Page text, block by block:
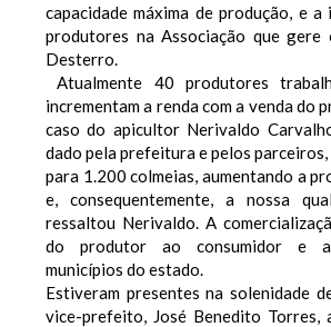
capacidade máxima de produção, e a
produtores na Associação que gere
Desterro.
Atualmente 40 produtores
incrementam a renda com a venda do
caso do apicultor Nerivaldo
dado pela prefeitura e pelos
para 1.200 colmeias, aumentando a
e, consequentemente, a nossa
ressaltou Nerivaldo. A
do produtor ao consumidor e
municípios do estado.
Estiveram presentes na solenidade
vice-prefeito, José Benedito Torres,